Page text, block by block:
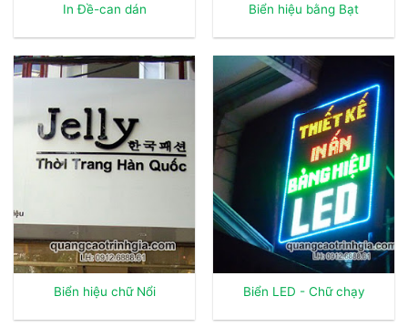
In Đề-can dán Biển hiệu bằng Bạt
Biển hiệu chữ Nổi Biển LED - Chữ chạy